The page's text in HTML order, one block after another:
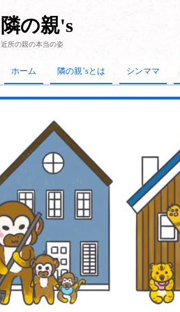
隣の親's
近所の親の本当の姿
ホーム 隣の親’sとは シンママ